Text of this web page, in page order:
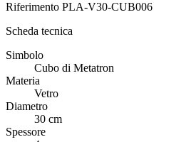
Riferimento PLA-V30-CUB006
Scheda tecnica
Simbolo
Cubo di Metatron
Materia
Vetro
Diametro
30 cm
Spessore